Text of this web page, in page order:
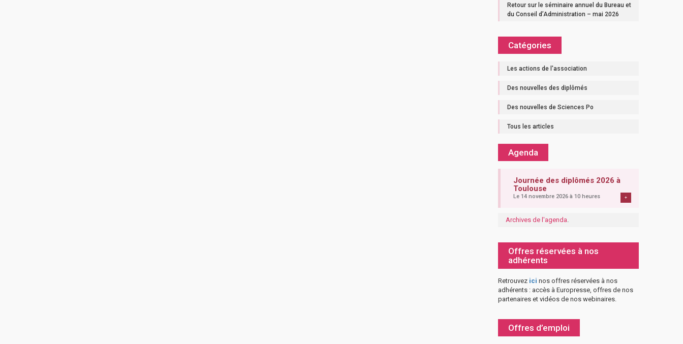
Retour sur le séminaire annuel du Bureau et
du Conseil d’Administration – mai 2026
Catégories
Les actions de l'association
Des nouvelles des diplômés
Des nouvelles de Sciences Po
Tous les articles
Agenda
Journée des diplômés 2026 à
Toulouse
Le 14 novembre 2026 à 10 heures +
Archives de l'agenda.
Offres réservées à nos
adhérents
Retrouvez ici nos offres réservées à nos
adhérents : accès à Europresse, offres de nos
partenaires et vidéos de nos webinaires.
Offres d’emploi